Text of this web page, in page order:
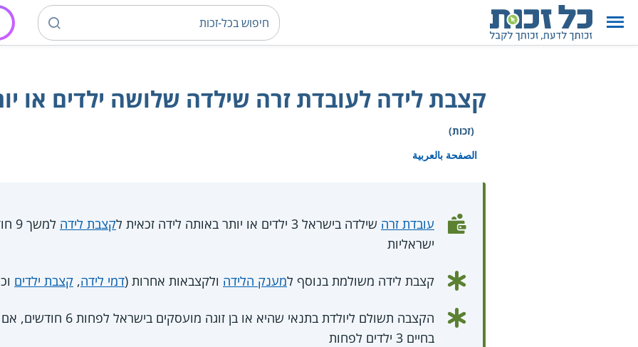
קצבת לידה לעובדת זרה שילדה שלושה ילדים או
(זכות)
الصفحة بالعربية
עובדת זרה שילדה בישראל 3 ילדים או יותר באותה לידה זכאית ל קצבת לידה
ישראליות
קצבת לידה משולמת בנוסף למענק הלידה ולקצבאות אחרות (דמי לידה, קצבת ילדים
בחיים 3 ילדים לפחות